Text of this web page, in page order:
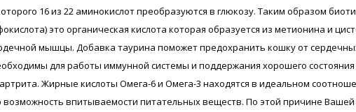
16 из 22 аминокислот преобразуются в глюкозу. Таким образом
это органическая кислота которая образуется из метионина и
мышцы. Добавка таурина поможет предохранить кошку от
для работы иммунной системы и поддержания хорошего
Жирные кислоты Омега-6 и Омега-3 находятся в идеальном
впитываемости питательных веществ. По этой причине